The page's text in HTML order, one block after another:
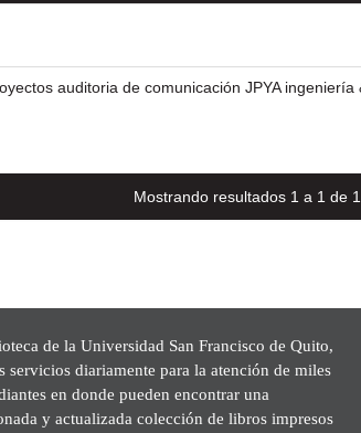
auditoria de comunicación JPYA ingeniería
Mostrando resultados 1 a 1 de 1
de la Universidad San Francisco de Quito,
servicios diariamente para la atención de miles
en donde pueden encontrar una
y actualizada colección de libros impresos